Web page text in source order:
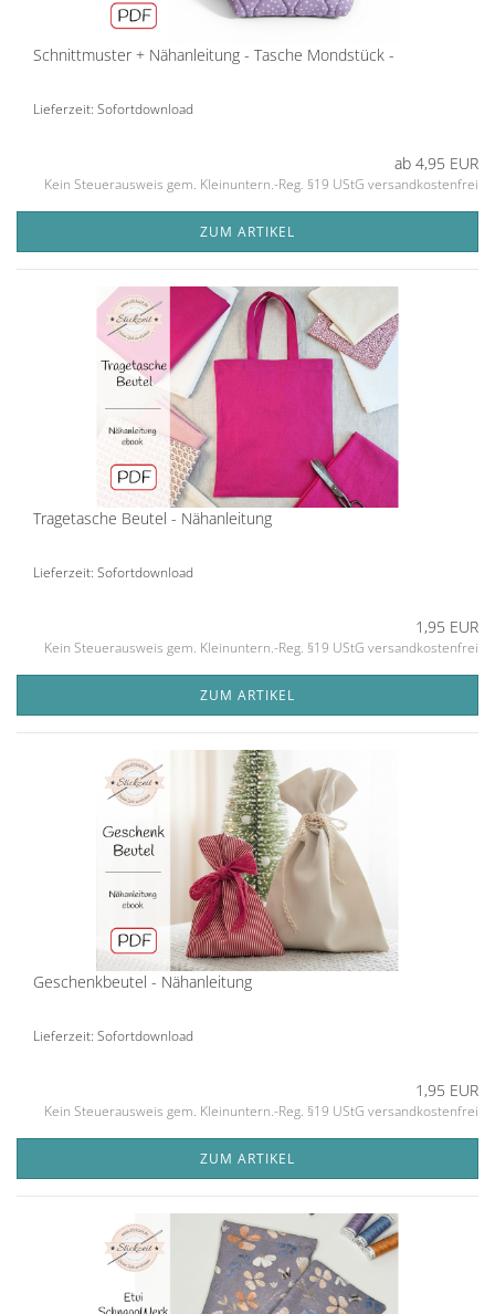
Schnittmuster + Nähanleitung - Tasche Mondstück -
Lieferzeit: Sofortdownload
ab 4,95 EUR
Kein Steuerausweis gem. Kleinuntern.-Reg. §19 UStG versandkostenfrei
ZUM ARTIKEL
Tragetasche Beutel - Nähanleitung
Lieferzeit: Sofortdownload
1,95 EUR
Kein Steuerausweis gem. Kleinuntern.-Reg. §19 UStG versandkostenfrei
ZUM ARTIKEL
Geschenkbeutel - Nähanleitung
Lieferzeit: Sofortdownload
1,95 EUR
Kein Steuerausweis gem. Kleinuntern.-Reg. §19 UStG versandkostenfrei
ZUM ARTIKEL